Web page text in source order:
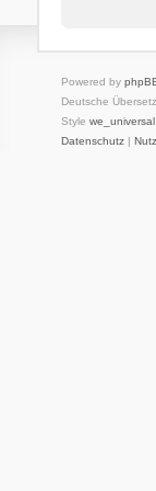
Powered by
Deutsche
Style we_universal
Datenschutz|